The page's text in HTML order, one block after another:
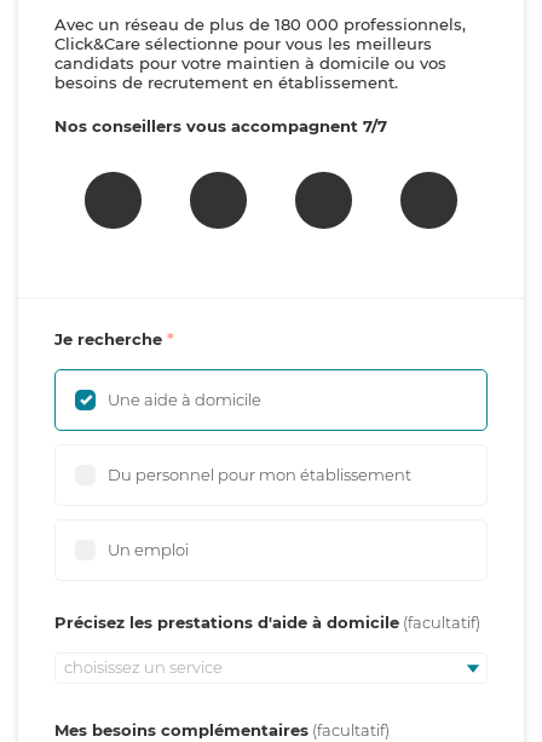
Avec un réseau de plus de 180 000 professionnels,
Click&Care sélectionne pour vous les meilleurs
candidats pour votre maintien à domicile ou vos
besoins de recrutement en établissement.
Nos conseillers vous accompagnent 7/7
Je recherche
Une aide à domicile
Du personnel pour mon établissement
Un emploi
Précisez les prestations d'aide à domicile
choisissez un service
Mes besoins complémentaires